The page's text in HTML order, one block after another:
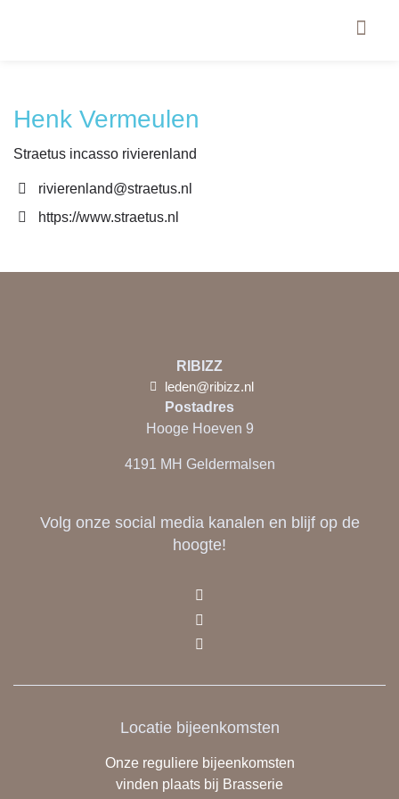
Henk Vermeulen
Straetus incasso rivierenland
rivierenland@straetus.nl
https://www.straetus.nl
RIBIZZ
leden@ribizz.nl
Postadres
Hooge Hoeven 9
4191 MH Geldermalsen
Volg onze social media kanalen en blijf op de
hoogte!
Locatie bijeenkomsten
Onze reguliere bijeenkomsten
vinden plaats bij Brasserie